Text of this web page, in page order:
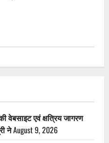
वेबसाइट एवं क्षत्रिय जागरण
नेAugust 9, 2026